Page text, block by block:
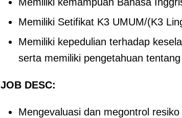
Memiliki Setifikat K3 UMUM/(K3
Memiliki kepedulian terhadap
serta memiliki pengetahuan
JOB DESC:
Mengevaluasi dan megontrol